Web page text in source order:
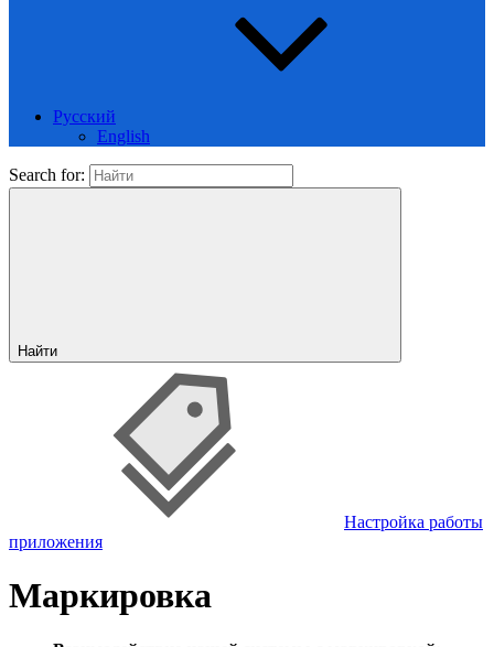
Русский
English
Search for:
Найти
Настройка работы
приложения
Маркировка